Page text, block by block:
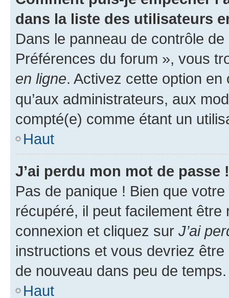
dans la liste des utilisateurs
Dans le panneau de contrôle
Préférences du forum », vous
en ligne. Activez cette option
qu’aux administrateurs, aux
compté(e) comme étant un
Haut
J’ai perdu mon mot de passe !
Pas de panique ! Bien que
récupéré, il peut facilement
connexion et cliquez sur J’ai
instructions et vous devriez
de nouveau dans peu de temps.
Haut